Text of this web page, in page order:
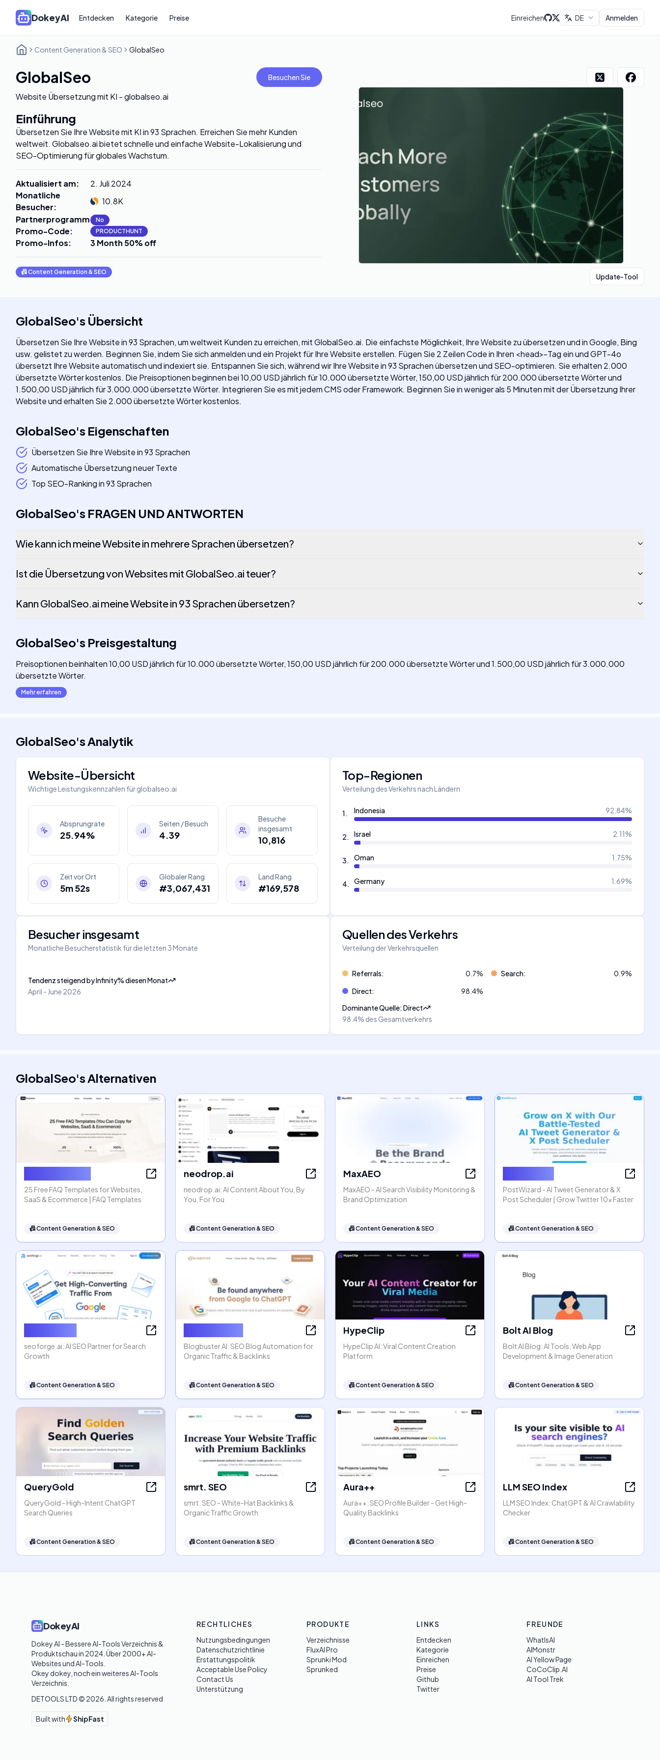
DokeyAI Entdecken Kategorie Preise Einreichen DE Anmelden
Content Generation & SEO GlobalSeo
GlobalSeo Besuchen Sie
Website Übersetzung mit KI - globalseo.ai
Einführung
Übersetzen Sie Ihre Website mit KI in 93 Sprachen. Erreichen Sie mehr Kunden
weltweit. Globalseo.ai bietet schnelle und einfache Website-Lokalisierung und
SEO-Optimierung für globales Wachstum.
Aktualisiert am:
2. Juli 2024
Monatliche
Besucher:
10.8K
Partnerprogramm: No
Promo-Code: PRODUCTHUNT
Promo-Infos: 3 Month 50% off
📠Content Generation & SEO
Update-Tool
GlobalSeo's Übersicht
Übersetzen Sie Ihre Website in 93 Sprachen, um weltweit Kunden zu erreichen, mit GlobalSeo.ai. Die einfachste Möglichkeit, Ihre Website zu übersetzen und in Google, Bing
usw. gelistet zu werden. Beginnen Sie, indem Sie sich anmelden und ein Projekt für Ihre Website erstellen. Fügen Sie 2 Zeilen Code in Ihren <head>-Tag ein und GPT-4o
übersetzt Ihre Website automatisch und indexiert sie. Entspannen Sie sich, während wir Ihre Website in 93 Sprachen übersetzen und SEO-optimieren. Sie erhalten 2.000
übersetzte Wörter kostenlos. Die Preisoptionen beginnen bei 10,00 USD jährlich für 10.000 übersetzte Wörter, 150,00 USD jährlich für 200.000 übersetzte Wörter und
1.500,00 USD jährlich für 3.000.000 übersetzte Wörter. Integrieren Sie es mit jedem CMS oder Framework. Beginnen Sie in weniger als 5 Minuten mit der Übersetzung Ihrer
Website und erhalten Sie 2.000 übersetzte Wörter kostenlos.
GlobalSeo's Eigenschaften
Übersetzen Sie Ihre Website in 93 Sprachen
Automatische Übersetzung neuer Texte
Top SEO-Ranking in 93 Sprachen
GlobalSeo's FRAGEN UND ANTWORTEN
Wie kann ich meine Website in mehrere Sprachen übersetzen?
Ist die Übersetzung von Websites mit GlobalSeo.ai teuer?
Kann GlobalSeo.ai meine Website in 93 Sprachen übersetzen?
GlobalSeo's Preisgestaltung
Preisoptionen beinhalten 10,00 USD jährlich für 10.000 übersetzte Wörter, 150,00 USD jährlich für 200.000 übersetzte Wörter und 1.500,00 USD jährlich für 3.000.000
übersetzte Wörter.
Mehr erfahren
GlobalSeo'sAnalytik
Website-Übersicht
Wichtige Leistungskennzahlen fürglobalseo.ai
Absprungrate
25.94%
Seiten / Besuch
4.39
Besuche
insgesamt
10,816
Zeit vor Ort
5m 52s
Globaler Rang
#3,067,431
Land Rang
#169,578
Top-Regionen
Verteilung des Verkehrs nach Ländern
1. Indonesia 92.84%
2. Israel 2.11%
3. Oman 1.75%
4. Germany 1.69%
Besucher insgesamt
Monatliche Besucherstatistik für die letzten 3 Monate
Tendenz steigendbyInfinity%diesen Monat
April - June 2026
Quellen des Verkehrs
Verteilung der Verkehrsquellen
Referrals: 0.7% Search: 0.9%
Direct: 98.4%
Dominante Quelle:Direct
98.4% des Gesamtverkehrs
GlobalSeo'sAlternativen
25 Free FAQ Templates for Websites,
SaaS & Ecommerce | FAQ Templates
📠Content Generation & SEO
neodrop.ai
neodrop.ai: AI Content About You, By
You, For You
📠Content Generation & SEO
MaxAEO
MaxAEO - AI Search Visibility Monitoring &
Brand Optimization
📠Content Generation & SEO
PostWizard - AI Tweet Generator & X
Post Scheduler | Grow Twitter 10x Faster
📠Content Generation & SEO
seoforge.ai: AI SEO Partner for Search
Growth
📠Content Generation & SEO
Blogbuster AI: SEO Blog Automation for
Organic Traffic & Backlinks
📠Content Generation & SEO
HypeClip
HypeClip AI: Viral Content Creation
Platform
📠Content Generation & SEO
Bolt AI Blog
Bolt AI Blog: AI Tools, Web App
Development & Image Generation
📠Content Generation & SEO
QueryGold
QueryGold - High-Intent ChatGPT
Search Queries
📠Content Generation & SEO
smrt. SEO
smrt. SEO - White-Hat Backlinks &
Organic Traffic Growth
📠Content Generation & SEO
Aura++
Aura++: SEO Profile Builder - Get High-
Quality Backlinks
📠Content Generation & SEO
LLM SEO Index
LLM SEO Index: ChatGPT & AI Crawlability
Checker
📠Content Generation & SEO
DokeyAI
Dokey AI - Bessere AI-Tools Verzeichnis &
Produktschau in 2024. Über 2000+ AI-
Websites und AI-Tools.
Okey dokey, noch ein weiteres AI-Tools
Verzeichnis.
DETOOLS LTD © 2026 . All rights reserved
Built with ShipFast
RECHTLICHES
Nutzungsbedingungen
Datenschutzrichtlinie
Erstattungspolitik
Acceptable Use Policy
Contact Us
Unterstützung
PRODUKTE
Verzeichnisse
FluxAI Pro
Sprunki Mod
Sprunked
LINKS
Entdecken
Kategorie
Einreichen
Preise
Github
Twitter
FREUNDE
WhatIsAI
AIMonstr
AI Yellow Page
CoCoClip.AI
AI Tool Trek